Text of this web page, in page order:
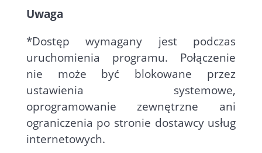
Uwaga
*Dostęp wymagany jest podczas
uruchomienia programu. Połączenie
nie może być blokowane przez
ustawienia systemowe,
oprogramowanie zewnętrzne ani
ograniczenia po stronie dostawcy usług
internetowych.